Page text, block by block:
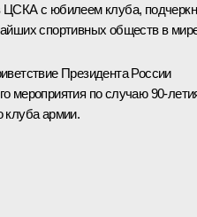
ЦСКА с юбилеем клуба,
спортивных обществ в
Президента России
мероприятия по случаю 90-
клуба армии.